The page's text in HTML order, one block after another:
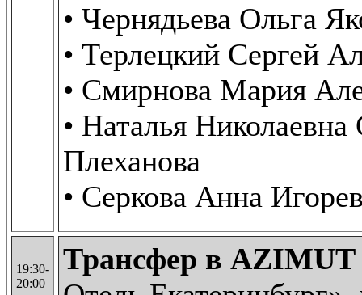
• Чернядьева Ольга
• Терлецкий Сергей
• Смирнова Мария
• Наталья
Плеханова
• Серкова Анна
19:30-
20:00
Трансфер в